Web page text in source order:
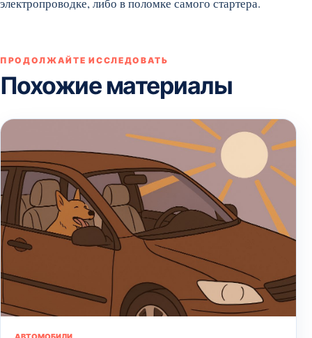
ПРОДОЛЖАЙТЕ ИССЛЕДОВАТЬ
Похожие материалы